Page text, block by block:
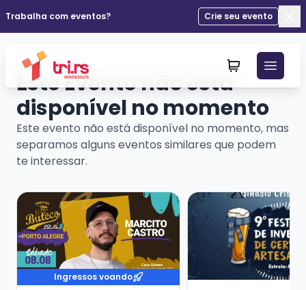
Trabalha com eventos?
Crie seu evento
Este Evento não está
disponível no momento
Este evento não está disponível no momento, mas
separamos alguns eventos similares que podem
te interessar.
Veja mais sobre MARCITO CASTRO - STANDUP
Ingressos voando
Veja mais sobre 9º